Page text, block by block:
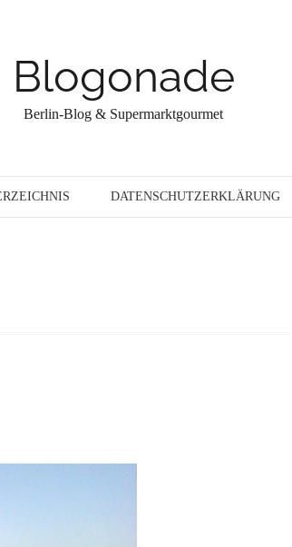
Blogonade
Berlin-Blog & Supermarktgourmet
DATENSCHUTZERKLÄRUNG